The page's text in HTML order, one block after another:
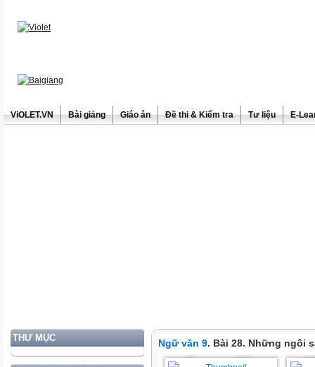
ViOLET.VN Bài giảng Giáo án Đề thi & Kiểm tra Tư liệu E-
THƯ MỤC Ngữ văn 9. Bài 28. Những ngôi